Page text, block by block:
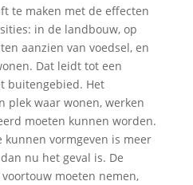
te maken met de effecten
in de landbouw, op
aanzien van voedsel, en
Dat leidt tot een
buitengebied. Het
plek waar wonen, werken
moeten kunnen worden.
kunnen vormgeven is meer
nu het geval is. De
moeten nemen,